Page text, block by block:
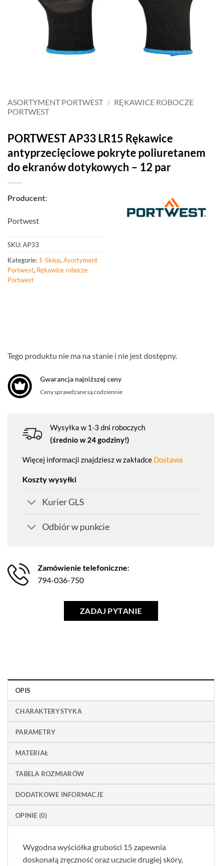
ASORTYMENT PORTWEST / RĘKAWICE ROBOCZE
PORTWEST
PORTWEST AP33 LR15 Rękawice
antyprzecięciowe pokryte poliuretanem
do ekranów dotykowych – 12 par
Producent:
Portwest
SKU:AP33
Kategorie: 1-Sklep,Asortyment
Portwest, Rękawice robocze
Portwest
Tego produktu nie ma na stanie i nie jest dostępny.
Gwarancja najniższej ceny
Ceny sprawdzane są codziennie
Wysyłka w 1-3 dni roboczych
(średnio w 24 godziny!)
Więcej informacji znajdziesz w zakładce Dostawa
Koszty wysyłki
Kurier GLS
Odbiór w punkcie
Zamówienie telefoniczne:
794-036-750
ZADAJ PYTANIE
OPIS
CHARAKTERYSTYKA
PARAMETRY
MATERIAŁ
TABELA ROZMIARÓW
DODATKOWE INFORMACJE
OPINIE (0)
Wygodna wyściółka grubości 15 zapewnia
doskonałą zręczność oraz uczucie drugiej skóry,